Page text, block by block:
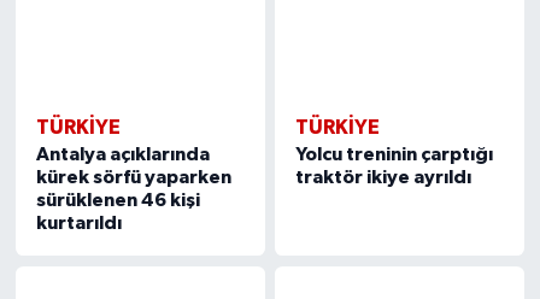
TÜRKIYE
Antalya açıklarında
kürek sörfü yaparken
sürüklenen 46 kişi
kurtarıldı
TÜRKIYE
Yolcu treninin çarptığı
traktör ikiye ayrıldı